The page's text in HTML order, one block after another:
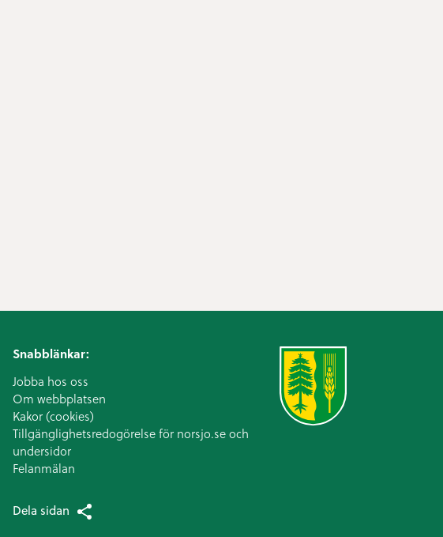
Snabblänkar:
Jobba hos oss
Om webbplatsen
Kakor (cookies)
Tillgänglighetsredogörelse för norsjo.se och
undersidor
Felanmälan
Dela sidan